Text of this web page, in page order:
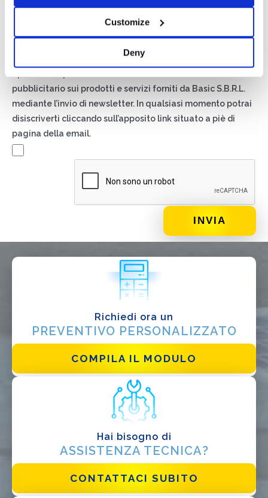
Customize
Deny
Autorizzo il trattamento dei miei dati secondo quanto
Privacy Policydi Basic S.r.l .
pubblicitario sui prodotti e servizi forniti da Basic S.B.R.L.
mediante l’invio di newsletter. In qualsiasi momento potrai
disiscriverti cliccando sull’apposito link situato a piè di
pagina della email.
Richiedi ora un
PREVENTIVO PERSONALIZZATO
COMPILA IL MODULO
Hai bisogno di
ASSISTENZA TECNICA?
CONTATTACI SUBITO
Progettista
EPC
Distributore
Altro
Ho letto e accetto la Privacy Policy*